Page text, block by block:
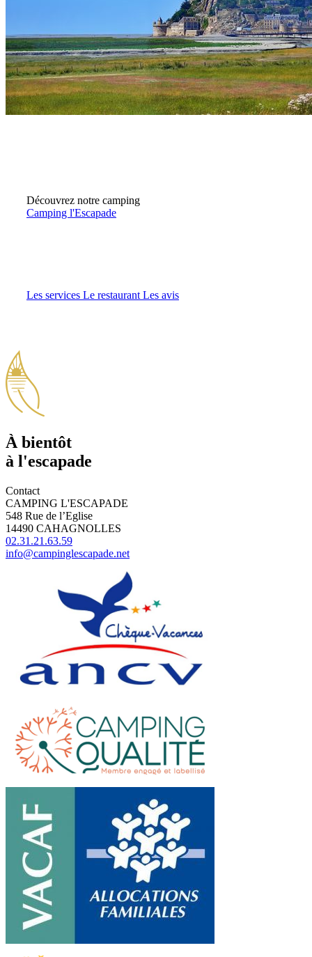
Découvrez notre camping
Camping l'Escapade
Les services Le restaurantLes avis
À bientôt
à l'escapade
Contact
CAMPING L'ESCAPADE
548 Rue de l’Eglise
14490 CAHAGNOLLES
02.31.21.63.59
info@campinglescapade.net